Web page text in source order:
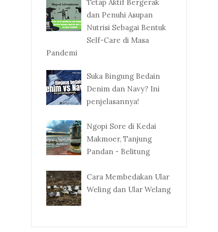
Tetap Aktif Bergerak
dan Penuhi Asupan
Nutrisi Sebagai Bentuk
Self-Care di Masa
Pandemi
Suka Bingung Bedain
Denim dan Navy? Ini
penjelasannya!
Ngopi Sore di Kedai
Makmoer, Tanjung
Pandan - Belitung
Cara Membedakan Ular
Weling dan Ular Welang